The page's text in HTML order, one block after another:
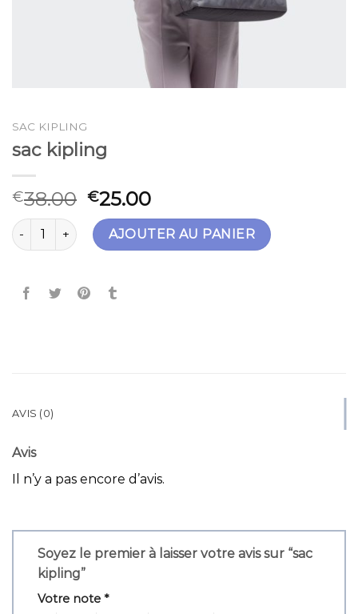
SAC KIPLING
sac kipling
€38.00 €25.00
quantité de sac kiplingAJOUTER AU PANIER
AVIS (0)
Avis
Il n’y a pas encore d’avis.
Soyez le premier à laisser votre avis sur “sac
kipling”
Votre note *